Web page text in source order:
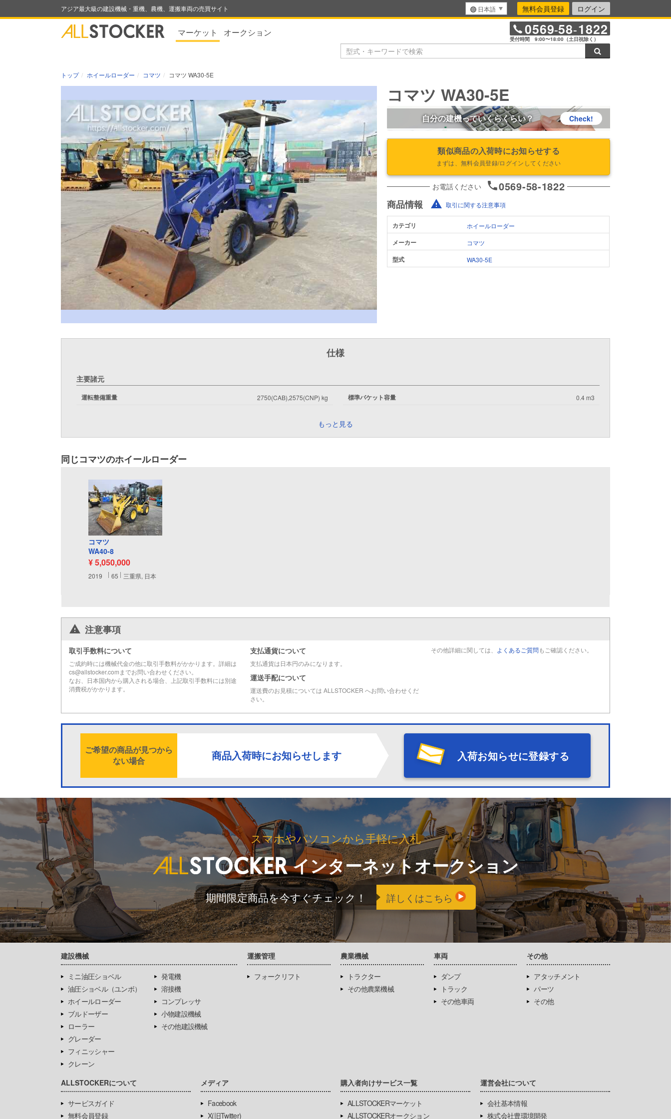
アジア最大級の建設機械・重機、農機、運搬車両の売買サイト 日本語 無料会員登録 ログイン
マーケット オークション 0569-58-1822
受付時間 9:00〜18:00（土日祝除く）
トップ ホイールローダー コマツ コマツ WA30-5E
コマツ WA30-5E
自分の建機っていくらくらい？ Check!
類似商品の入荷時にお知らせする
まずは、無料会員登録/ログインしてください
お電話ください 0569-58-1822
商品情報 取引に関する注意事項
カテゴリ ホイールローダー
メーカー コマツ
型式 WA30-5E
仕様
主要諸元
運転整備重量 2750(CAB),2575(CNP) kg 標準バケット容量 0.4 m3
もっと見る
同じコマツのホイールローダー
コマツ
WA40-8
¥ 5,050,000
2019 65 三重県, 日本
注意事項
取引手数料について
ご成約時には機械代金の他に取引手数料がかかります。詳細は
cs@allstocker.comまでお問い合わせください。
なお、日本国内から購入される場合、上記取引手数料には別途
消費税がかかります。
支払通貨について
支払通貨は日本円のみになります。
運送手配について
運送費のお見積については ALLSTOCKER へお問い合わせくだ
さい。
その他詳細に関しては、 よくあるご質問もご確認ください。
ご希望の商品が見つから
ない場合
商品入荷時にお知らせします 入荷お知らせに登録する
スマホやパソコンから手軽に入札
インターネットオークション
期間限定商品を今すぐチェック！ 詳しくはこちら
建設機械
ミニ油圧ショベル
油圧ショベル（ユンボ）
ホイールローダー
ブルドーザー
ローラー
グレーダー
フィニッシャー
クレーン
発電機
溶接機
コンプレッサ
小物建設機械
その他建設機械
運搬管理
フォークリフト
農業機械
トラクター
その他農業機械
車両
ダンプ
トラック
その他車両
その他
アタッチメント
パーツ
その他
ALLSTOCKERについて
サービスガイド
無料会員登録
メディア
Facebook
X(旧Twitter)
購入者向けサービス一覧
ALLSTOCKERマーケット
ALLSTOCKERオークション
運営会社について
会社基本情報
株式会社豊環境開発